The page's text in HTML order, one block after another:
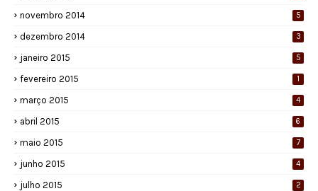
novembro 2014 5
dezembro 2014 3
janeiro 2015 5
fevereiro 2015 1
março 2015 4
abril 2015 6
maio 2015 7
junho 2015 4
julho 2015 2